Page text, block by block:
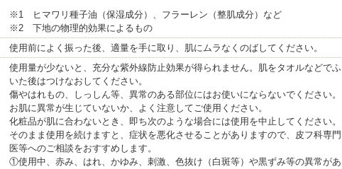
※1 ヒマワリ種子油（保湿成分）、フラーレン（整肌成分）など
※2 下地の物理的効果によるもの
使用前によく振った後、適量を手に取り、肌にムラなくのばしてください。
使用量が少ないと、充分な紫外線防止効果が得られません。肌をタオルなどでふ
いた後はつけなおしてください。
傷やはれもの、しっしん等、異常のある部位にはお使いにならないでください。
お肌に異常が生じていないか、よく注意してご使用ください。
化粧品が肌に合わないとき、即ち次のような場合には使用を中止してください。
そのまま使用を続けますと、症状を悪化させることがありますので、皮フ科専門
医等へのご相談をおすすめします。
①使用中、赤み、はれ、かゆみ、刺激、色抜け（白斑等）や黒ずみ等の異常があ